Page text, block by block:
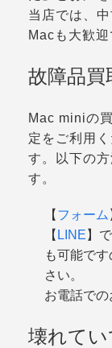
当店では、
Macも大歓迎
故障品買
Mac miniの
定をご利用
す。以下の
す。
【 フォーム
【 LINE 】
も可能で
さい。
お電話での
壊れて